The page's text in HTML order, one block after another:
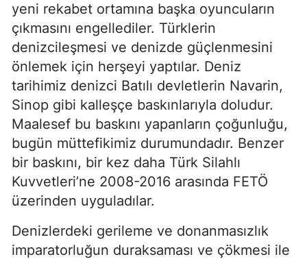
yeni rekabet ortamına başka oyuncuların
çıkmasını engellediler. Türklerin
denizcileşmesi ve denizde güçlenmesini
önlemek için herşeyi yaptılar. Deniz
tarihimiz denizci Batılı devletlerin Navarin,
Sinop gibi kalleşçe baskınlarıyla doludur.
Maalesef bu baskını yapanların çoğunluğu,
bugün müttefikimiz durumundadır. Benzer
bir baskını, bir kez daha Türk Silahlı
Kuvvetleri’ne 2008-2016 arasında FETÖ
üzerinden uyguladılar.
Denizlerdeki gerileme ve donanmasızlık
imparatorluğun duraksaması ve çökmesi ile